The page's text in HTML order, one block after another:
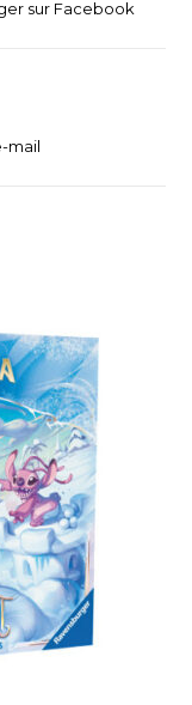
sur Facebook
mail